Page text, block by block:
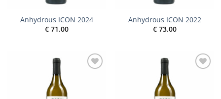
Anhydrous ICON 2024
€71.00
Anhydrous ICON 2022
€73.00